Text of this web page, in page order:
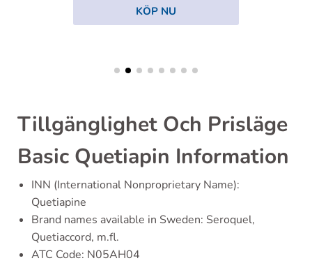
KÖP NU
Tillgänglighet Och Prisläge
Basic Quetiapin Information
INN (International Nonproprietary Name):
Quetiapine
Brand names available in Sweden: Seroquel,
Quetiaccord, m.fl.
ATC Code: N05AH04